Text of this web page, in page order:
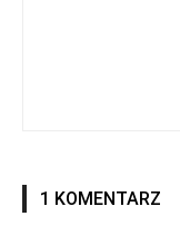
1 KOMENTARZ